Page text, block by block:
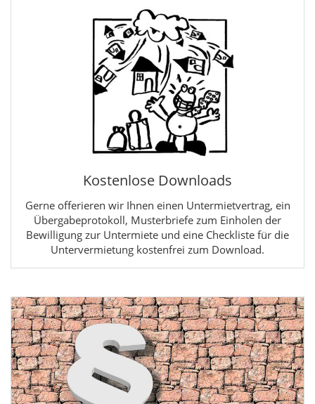
Kostenlose Downloads
Gerne offerieren wir Ihnen einen Untermietvertrag, ein
Übergabeprotokoll, Musterbriefe zum Einholen der
Bewilligung zur Untermiete und eine Checkliste für die
Untervermietung kostenfrei zum Download.